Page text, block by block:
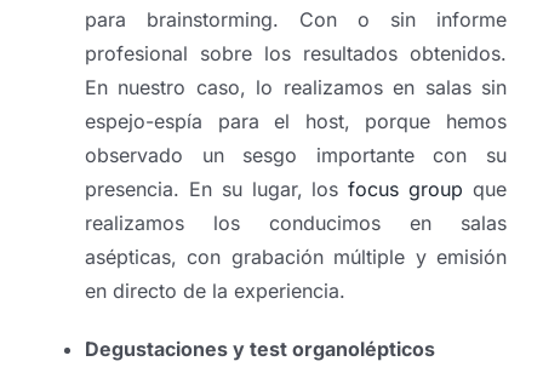
para brainstorming. Con o sin informe
profesional sobre los resultados obtenidos.
En nuestro caso, lo realizamos en salas sin
espejo-espía para el host, porque hemos
observado un sesgo importante con su
presencia. En su lugar, losfocus group que
realizamos los conducimos en salas
asépticas, con grabación múltiple y emisión
en directo de la experiencia.
Degustaciones y test organolépticos